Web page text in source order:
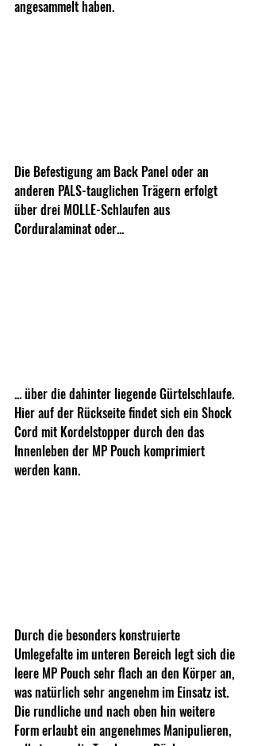
angesammelt haben.
Die Befestigung am Back Panel oder an
anderen PALS-tauglichen Trägern erfolgt
über drei MOLLE-Schlaufen aus
Corduralaminat oder...
... über die dahinter liegende Gürtelschlaufe.
Hier auf der Rückseite findet sich ein Shock
Cord mit Kordelstopper durch den das
Innenleben der MP Pouch komprimiert
werden kann.
Durch die besonders konstruierte
Umlegefalte im unteren Bereich legt sich die
leere MP Pouch sehr flach an den Körper an,
was natürlich sehr angenehm im Einsatz ist.
Die rundliche und nach oben hin weitere
Form erlaubt ein angenehmes Manipulieren,